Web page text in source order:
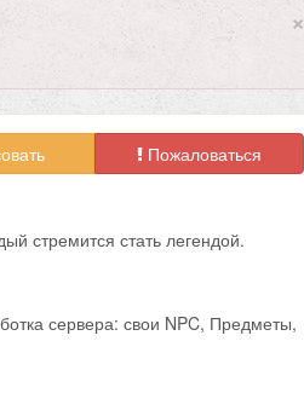
×
Пожаловаться
стремится стать легендой.
сервера: свои NPC, Предметы,